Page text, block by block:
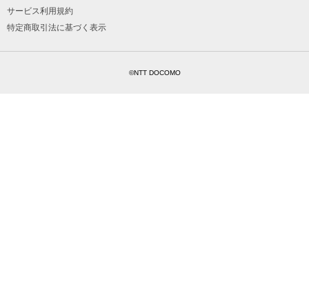
サービス利用規約
特定商取引法に基づく表示
©NTT DOCOMO